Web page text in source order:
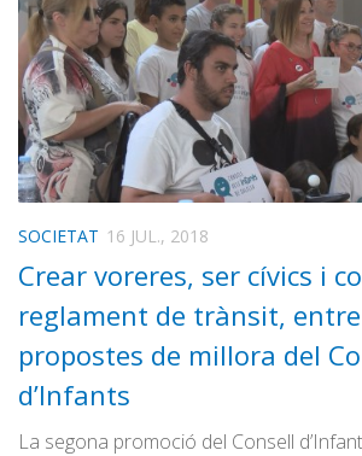
SOCIETAT 16 JUL., 2018
Crear voreres, ser cívics i
reglament de trànsit,
propostes de millora del
d’Infants
La segona promoció del Consell